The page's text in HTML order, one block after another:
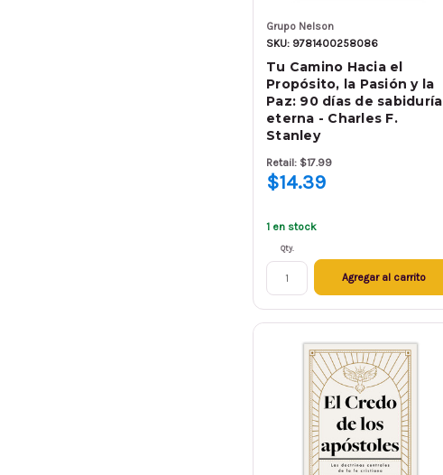
Grupo Nelson
SKU: 9781400258086
Tu Camino Hacia el
Propósito, la Pasión y la
Paz: 90 días de sabiduría
eterna - Charles F.
Stanley
Retail: $17.99
$14.39
1 en stock
Qty.
Agregar al carrito